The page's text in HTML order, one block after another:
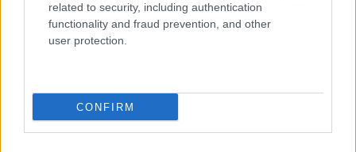
related to security, including authentication
functionality and fraud prevention, and other
user protection.
CONFIRM
7.8 Camping Hotel Loewenhof